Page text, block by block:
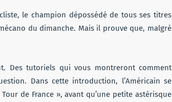
le champion dépossédé de tous ses titres
du dimanche. Mais il prouve que, malgré
Des tutoriels qui vous montreront comment
Dans cette introduction, l’Américain se
de France », avant qu’une petite astérisque